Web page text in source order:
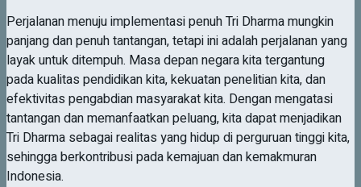
Perjalanan menuju implementasi penuh Tri Dharma mungkin
panjang dan penuh tantangan, tetapi ini adalah perjalanan yang
layak untuk ditempuh. Masa depan negara kita tergantung
pada kualitas pendidikan kita, kekuatan penelitian kita, dan
efektivitas pengabdian masyarakat kita. Dengan mengatasi
tantangan dan memanfaatkan peluang, kita dapat menjadikan
Tri Dharma sebagai realitas yang hidup di perguruan tinggi kita,
sehingga berkontribusi pada kemajuan dan kemakmuran
Indonesia.